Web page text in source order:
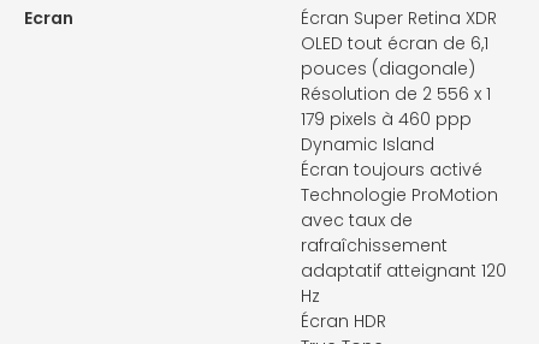
Ecran
Écran Super Retina XDR
OLED tout écran de 6,1
pouces (diagonale)
Résolution de 2 556 x 1
179 pixels à 460 ppp
Dynamic Island
Écran toujours activé
Technologie ProMotion
avec taux de
rafraîchissement
adaptatif atteignant 120
Hz
Écran HDR